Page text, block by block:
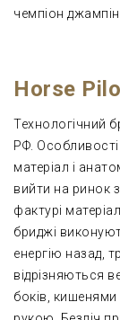
чемпіон
Horse
Технологічний
РФ. Особливості
матеріал і
вийти на ринок
фактурі
бриджі
енергію назад,
відрізняються
боків, кишенями